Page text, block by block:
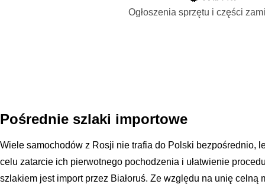
Ogłoszenia sprzętu i części
Pośrednie szlaki importowe
Wiele samochodów z Rosji nie trafia do Polski bezpośrednio,
celu zatarcie ich pierwotnego pochodzenia i ułatwienie
szlakiem jest import przez Białoruś. Ze względu na unię celną